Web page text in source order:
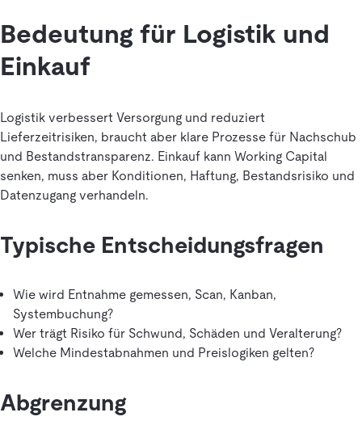
Bedeutung für Logistik und
Einkauf
Logistik verbessert Versorgung und reduziert
Lieferzeitrisiken, braucht aber klare Prozesse für Nachschub
und Bestandstransparenz. Einkauf kann Working Capital
senken, muss aber Konditionen, Haftung, Bestandsrisiko und
Datenzugang verhandeln.
Typische Entscheidungsfragen
Wie wird Entnahme gemessen, Scan, Kanban,
Systembuchung?
Wer trägt Risiko für Schwund, Schäden und Veralterung?
Welche Mindestabnahmen und Preislogiken gelten?
Abgrenzung